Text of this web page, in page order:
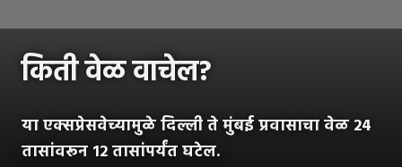
किती वेळ वाचेल?
या एक्सप्रेसवेच्यामुळे दिल्ली ते मुंबई प्रवासाचा वेळ 24
तासांवरून 12 तासांपर्यंत घटेल.